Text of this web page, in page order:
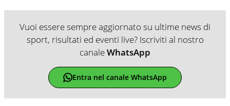
Vuoi essere sempre aggiornato su ultime news di
sport, risultati ed eventi live? Iscriviti al nostro
canaleWhatsApp
Entra nel canale WhatsApp